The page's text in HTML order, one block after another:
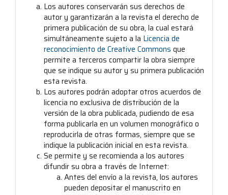
Los autores conservarán sus derechos de
autor y garantizarán a la revista el derecho de
primera publicación de su obra, la cual estará
simultáneamente sujeto a la Licencia de
reconocimiento de Creative Commons que
permite a terceros compartir la obra siempre
que se indique su autor y su primera publicación
esta revista.
Los autores podrán adoptar otros acuerdos de
licencia no exclusiva de distribución de la
versión de la obra publicada, pudiendo de esa
forma publicarla en un volumen monográfico o
reproducirla de otras formas, siempre que se
indique la publicación inicial en esta revista.
Se permite y se recomienda a los autores
difundir su obra a través de Internet:
Antes del envío a la revista, los autores
pueden depositar el manuscrito en